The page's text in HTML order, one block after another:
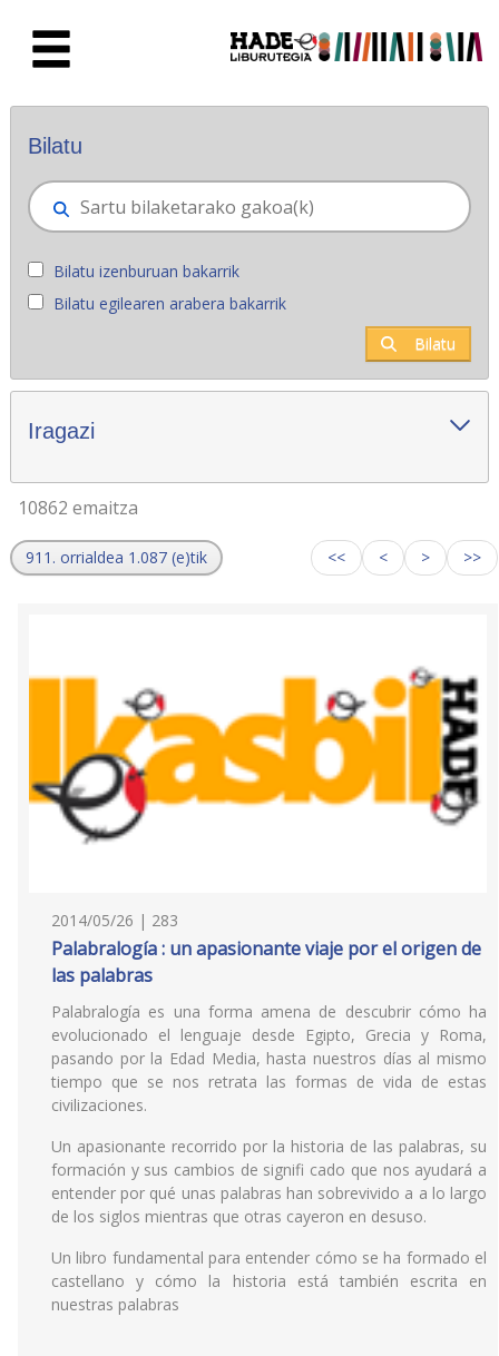
Eskuratu berriak - Liburutegia
Bilatu
Bilatu izenburuan bakarrik
Bilatu egilearen arabera bakarrik
Bilatu
Iragazi
10862 emaitza
911. orrialdea 1.087 (e)tik << < > >>
2014/05/26 | 283
Palabralogía : un apasionante viaje por el origen de
las palabras
Palabralogía es una forma amena de descubrir cómo ha
evolucionado el lenguaje desde Egipto, Grecia y Roma,
pasando por la Edad Media, hasta nuestros días al mismo
tiempo que se nos retrata las formas de vida de estas
civilizaciones.
Un apasionante recorrido por la historia de las palabras, su
formación y sus cambios de signifi cado que nos ayudará a
entender por qué unas palabras han sobrevivido a a lo largo
de los siglos mientras que otras cayeron en desuso.
Un libro fundamental para entender cómo se ha formado el
castellano y cómo la historia está también escrita en
nuestras palabras